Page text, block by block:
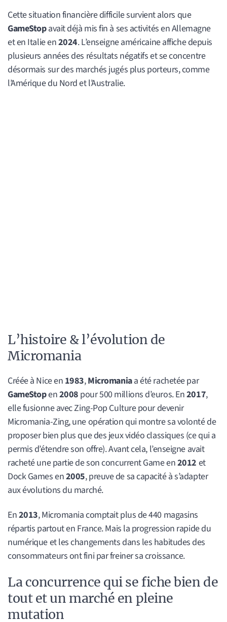
Cette situation financière difficile survient alors que
GameStopavait déjà mis fin à ses activités en Allemagne
et en Italie en2024. L’enseigne américaine affiche depuis
plusieurs années des résultats négatifs et se concentre
désormais sur des marchés jugés plus porteurs, comme
l’Amérique du Nord et l’Australie.
L’histoire & l’évolution de
Micromania
Créée à Nice en 1983,Micromaniaa été rachetée par
GameStopen2008 pour 500 millions d’euros. En2017,
elle fusionne avec Zing-Pop Culture pour devenir
Micromania-Zing, une opération qui montre sa volonté de
proposer bien plus que des jeux vidéo classiques (ce qui a
permis d’étendre son offre). Avant cela, l’enseigne avait
racheté une partie de son concurrent Game en2012 et
Dock Games en2005, preuve de sa capacité à s’adapter
aux évolutions du marché.
En2013, Micromania comptait plus de 440 magasins
répartis partout en France. Mais la progression rapide du
numérique et les changements dans les habitudes des
consommateurs ont fini par freiner sa croissance.
La concurrence qui se fiche bien de
tout et un marché en pleine
mutation